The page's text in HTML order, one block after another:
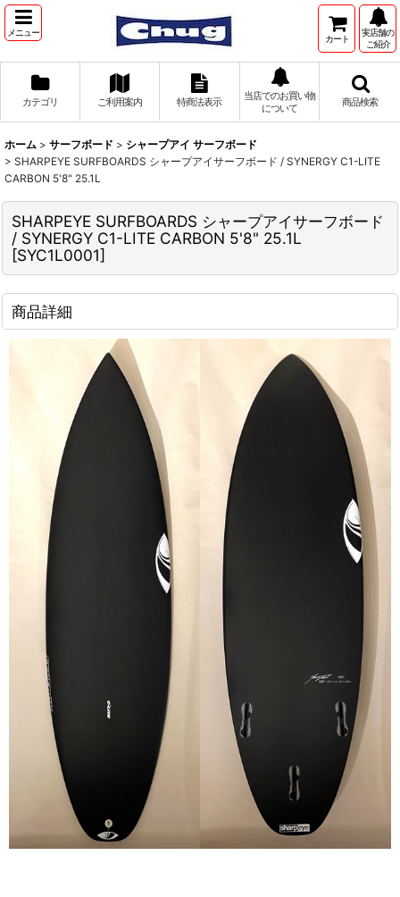
メニュー
カート
実店舗の
ご紹介
カテゴリ ご利用案内 特商法表示
当店でのお買い物
について
商品検索
ホーム > サーフボード > シャープアイ サーフボード
> SHARPEYE SURFBOARDS シャープアイサーフボード / SYNERGY C1-LITE
CARBON 5'8" 25.1L
SHARPEYE SURFBOARDS シャープアイサーフボード
/ SYNERGY C1-LITE CARBON 5'8" 25.1L
[SYC1L0001]
商品詳細